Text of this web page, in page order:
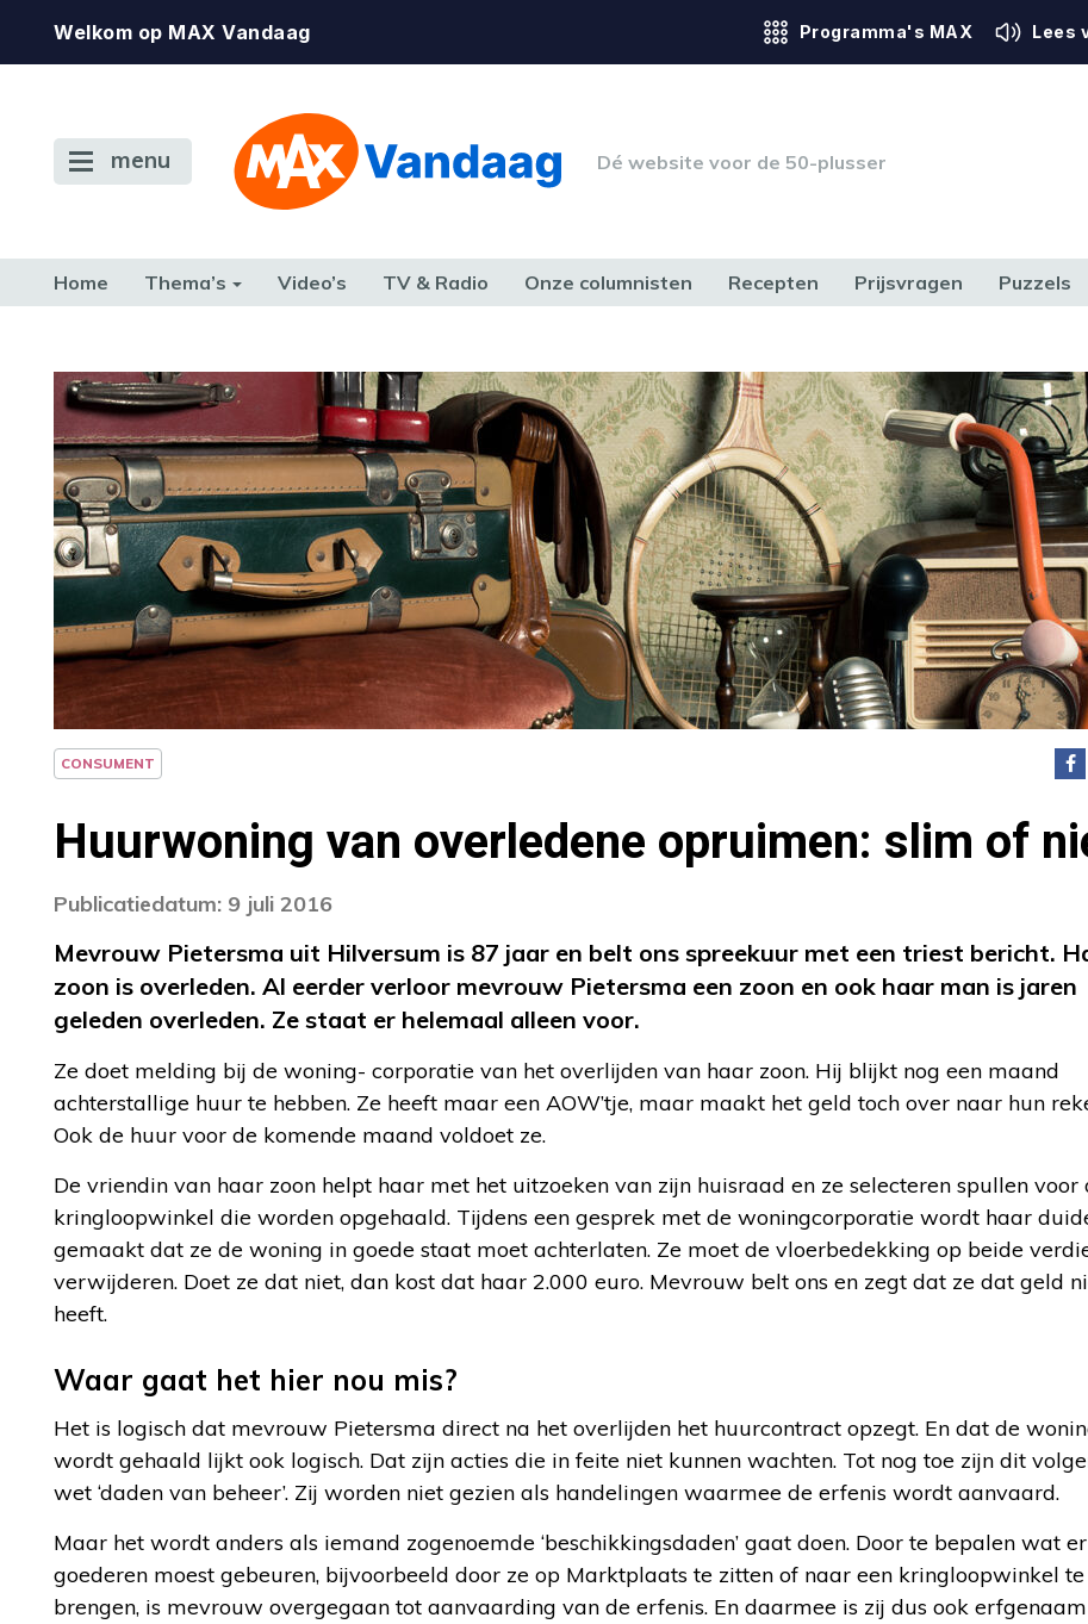
Welkom op MAX Vandaag Programma's MAX Lees
menu Dé website voor de 50-plusser
Home Thema’s Video’s TV & Radio Onze columnisten Recepten Prijsvragen Puzzels
CONSUMENT
Huurwoning van overledene opruimen: slim of
Publicatiedatum: 9 juli 2016
Mevrouw Pietersma uit Hilversum is 87 jaar en belt ons spreekuur met een triest bericht.
zoon is overleden. Al eerder verloor mevrouw Pietersma een zoon en ook haar man is jaren
geleden overleden. Ze staat er helemaal alleen voor.
Ze doet melding bij de woning- corporatie van het overlijden van haar zoon. Hij blijkt nog een maand
achterstallige huur te hebben. Ze heeft maar een AOW’tje, maar maakt het geld toch over naar hun
Ook de huur voor de komende maand voldoet ze.
De vriendin van haar zoon helpt haar met het uitzoeken van zijn huisraad en ze selecteren spullen voor
kringloopwinkel die worden opgehaald. Tijdens een gesprek met de woningcorporatie wordt haar
gemaakt dat ze de woning in goede staat moet achterlaten. Ze moet de vloerbedekking op beide
verwijderen. Doet ze dat niet, dan kost dat haar 2.000 euro. Mevrouw belt ons en zegt dat ze dat geld
heeft.
Waar gaat het hier nou mis?
Het is logisch dat mevrouw Pietersma direct na het overlijden het huurcontract opzegt. En dat de
wordt gehaald lijkt ook logisch. Dat zijn acties die in feite niet kunnen wachten. Tot nog toe zijn dit
wet ‘daden van beheer’. Zij worden niet gezien als handelingen waarmee de erfenis wordt aanvaard.
Maar het wordt anders als iemand zogenoemde ‘beschikkingsdaden’ gaat doen. Door te bepalen wat
goederen moest gebeuren, bijvoorbeeld door ze op Marktplaats te zitten of naar een kringloopwinkel te
brengen, is mevrouw overgegaan tot aanvaarding van de erfenis. En daarmee is zij dus ook